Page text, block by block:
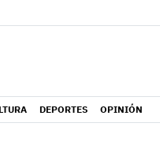
DEPORTES OPINIÓN